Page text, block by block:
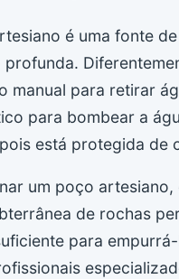
é uma fonte
manual para retirar
para bombear a
está protegida de
um poço
de rochas
para